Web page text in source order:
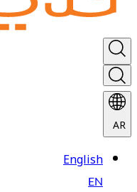
AR
English
EN